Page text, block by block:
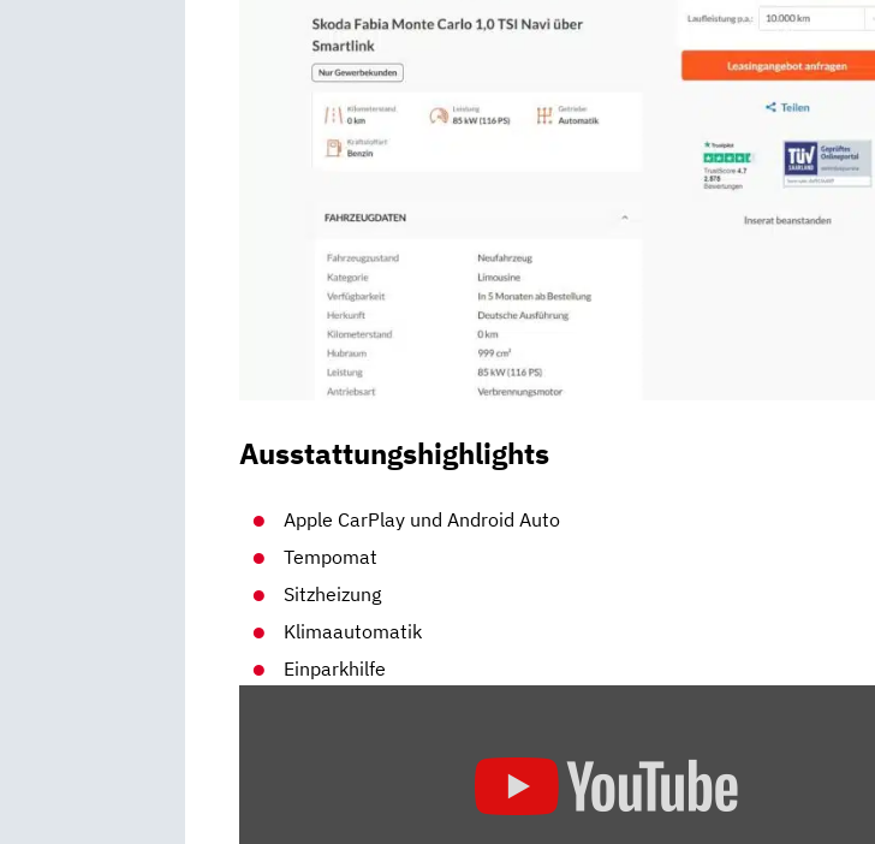
Ausstattungshighlights
Apple CarPlay und Android Auto
Tempomat
Sitzheizung
Klimaautomatik
Einparkhilfe